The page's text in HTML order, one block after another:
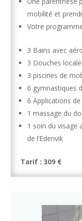
mobilité et
Votre
3 Bains avec
3 Douches
3 piscines de
6 gymnastiques
6 Applications
1 massage du
1 soin du visage
de l’Edenvik
Tarif : 309 €